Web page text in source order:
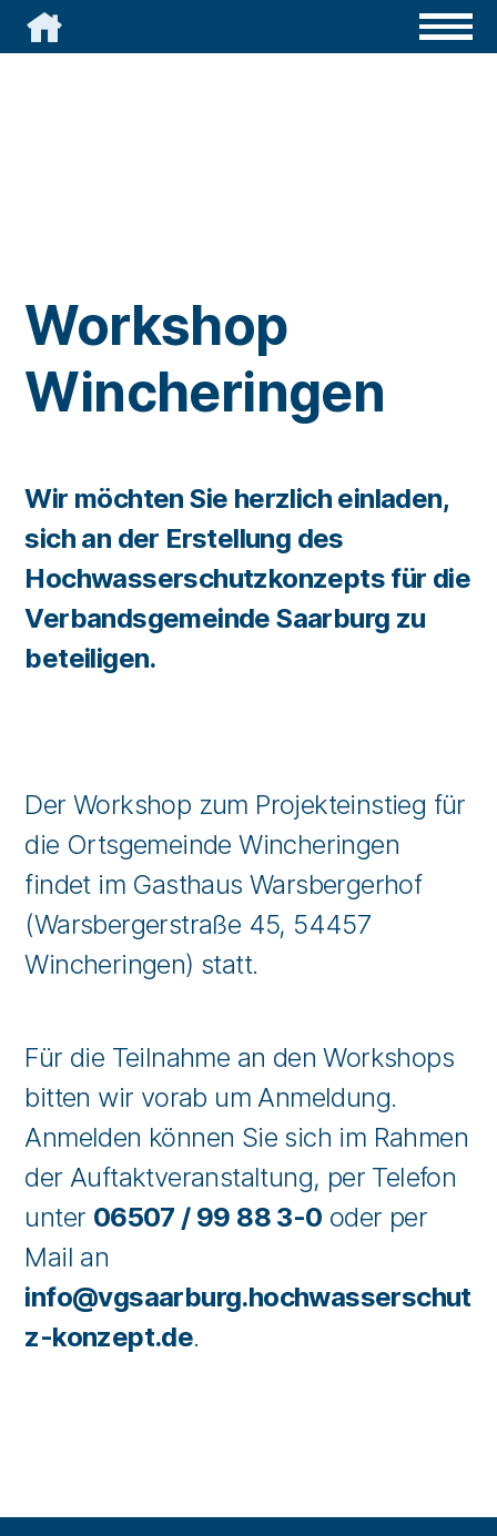

Workshop
Wincheringen
Wir möchten Sie herzlich einladen,
sich an der Erstellung des
Hochwasserschutzkonzepts für die
Verbandsgemeinde Saarburg zu
beteiligen.
Der Workshop zum Projekteinstieg für
die Ortsgemeinde Wincheringen
findet im Gasthaus Warsbergerhof
(Warsbergerstraße 45, 54457
Wincheringen) statt.
Für die Teilnahme an den Workshops
bitten wir vorab um Anmeldung.
Anmelden können Sie sich im Rahmen
der Auftaktveranstaltung, per Telefon
unter 06507 / 99 88 3-0 oder per
Mail an
info@vgsaarburg.hochwasserschut
z-konzept.de.